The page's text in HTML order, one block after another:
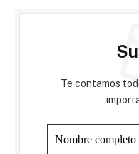
Te contamos